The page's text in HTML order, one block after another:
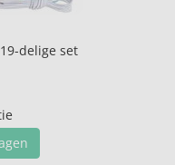
delige set